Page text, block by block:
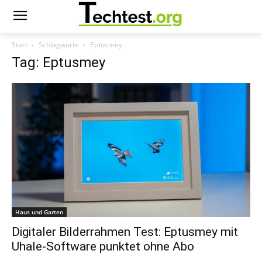
Start Schlagworte Eptusmey
Tag: Eptusmey
Haus und Garten
Digitaler Bilderrahmen Test: Eptusmey mit
Uhale-Software punktet ohne Abo